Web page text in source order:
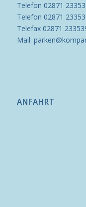
Telefon 02871
Telefon 02871
Telefax 02871
Mail:
ANFAHRT